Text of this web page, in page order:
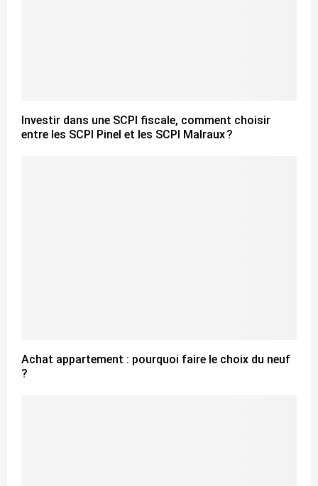
Investir dans une SCPI fiscale, comment choisir
entre les SCPI Pinel et les SCPI Malraux ?
Achat appartement : pourquoi faire le choix du neuf
?